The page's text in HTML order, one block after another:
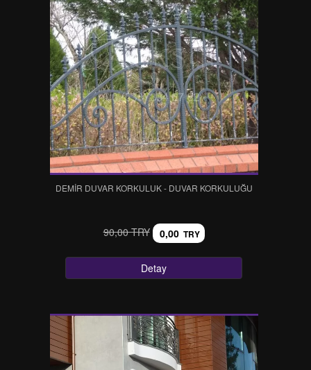
DEMIR DUVAR KORKULUK - DUVAR KORKULUĞU
90,00 TRY 0,00 TRY
Detay